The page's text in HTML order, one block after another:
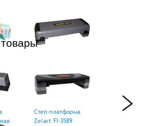
2 116 грн
Степ-платформа
Zelart FI-3589